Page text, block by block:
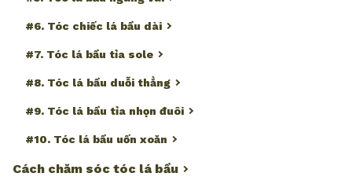
#6. Tóc chiếc lá bầu dài
#7. Tóc lá bầu tỉa sole
#8. Tóc lá bầu duỗi thẳng
#9. Tóc lá bầu tỉa nhọn đuôi
#10. Tóc lá bầu uốn xoăn
Cách chăm sóc tóc lá bầu